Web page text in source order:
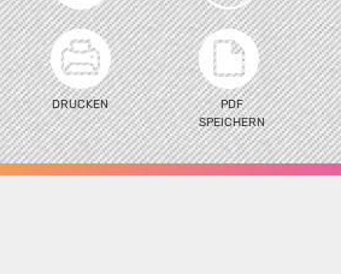
DRUCKEN
PDF
SPEICHERN